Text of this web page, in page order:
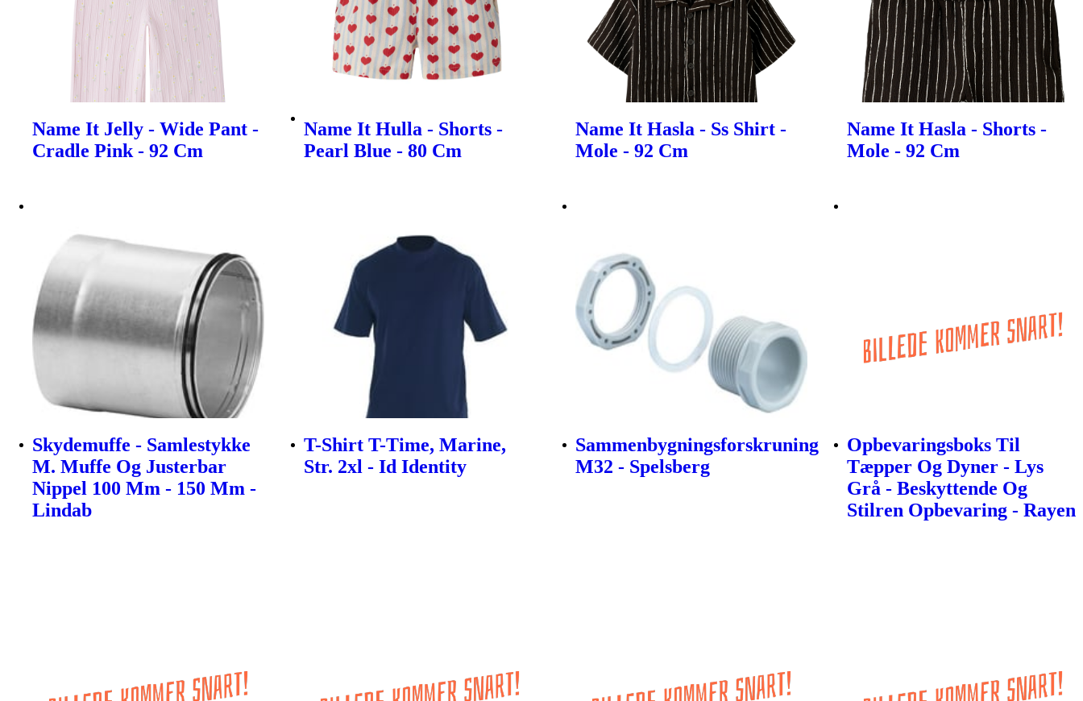
Name It Jelly - Wide Pant -
Cradle Pink - 92 Cm
Name It Hulla - Shorts -
Pearl Blue - 80 Cm
Name It Hasla - Ss Shirt -
Mole - 92 Cm
Name It Hasla - Shorts -
Mole - 92 Cm
Skydemuffe - Samlestykke
M. Muffe Og Justerbar
Nippel 100 Mm - 150 Mm -
Lindab
T-Shirt T-Time, Marine,
Str. 2xl - Id Identity
Sammenbygningsforskruning
M32 - Spelsberg
Opbevaringsboks Til
Tæpper Og Dyner - Lys
Grå - Beskyttende Og
Stilren Opbevaring - Rayen